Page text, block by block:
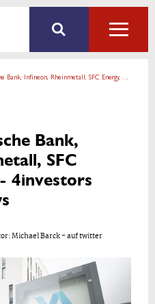
Rheinmetall, SFC Energy, Valneva - 4investors Aktien Top-News
Bank,
SFC
4investors
Michael Barck- auf twitter